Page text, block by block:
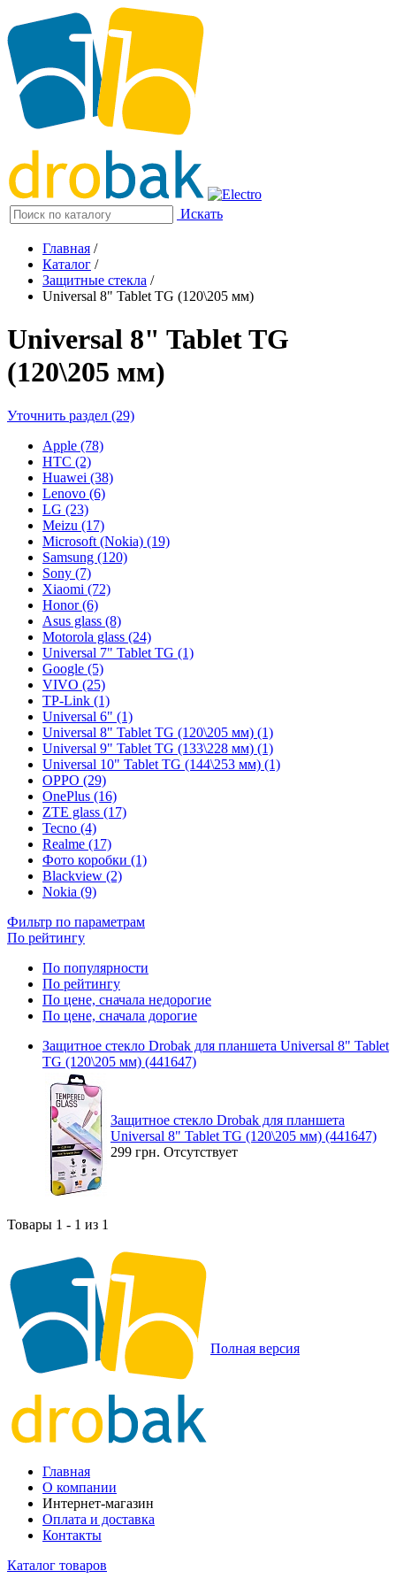
Искать
Главная /
Каталог /
Защитные стекла /
Universal 8" Tablet TG (120\205 мм)
Universal 8" Tablet TG
(120\205 мм)
Уточнить раздел (29)
Apple (78)
HTC (2)
Huawei (38)
Lenovo (6)
LG (23)
Meizu (17)
Microsoft (Nokia) (19)
Samsung (120)
Sony (7)
Xiaomi (72)
Honor (6)
Asus glass (8)
Motorola glass (24)
Universal 7" Tablet TG (1)
Google (5)
VIVO (25)
TP-Link (1)
Universal 6" (1)
Universal 8" Tablet TG (120\205 мм) (1)
Universal 9" Tablet TG (133\228 мм) (1)
Universal 10" Tablet TG (144\253 мм) (1)
OPPO (29)
OnePlus (16)
ZTE glass (17)
Tecno (4)
Realme (17)
Фото коробки (1)
Blackview (2)
Nokia (9)
Фильтр по параметрам
По рейтингу
По популярности
По рейтингу
По цене, сначала недорогие
По цене, сначала дорогие
Защитное стекло Drobak для планшета Universal 8" Tablet
TG (120\205 мм) (441647)
Защитное стекло Drobak для планшета
Universal 8" Tablet TG (120\205 мм) (441647)
299 грн. Отсутствует
Товары 1 - 1 из 1
Полная версия
Главная
О компании
Интернет-магазин
Оплата и доставка
Контакты
Каталог товаров